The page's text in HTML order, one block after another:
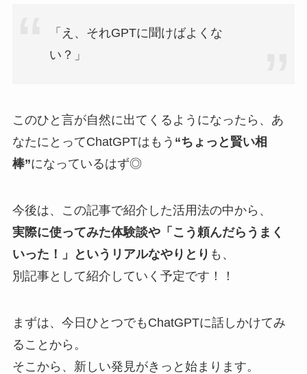
「え、それGPTに聞けばよくな
い？」
このひと言が自然に出てくるようになったら、あ
なたにとってChatGPTはもう “ちょっと賢い相
棒”になっているはず◎
今後は、この記事で紹介した活用法の中から、
実際に使ってみた体験談や「こう頼んだらうまく
いった！」というリアルなやりとり も、
別記事として紹介していく予定です！！
まずは、今日ひとつでもChatGPTに話しかけてみ
ることから。
そこから、新しい発見がきっと始まります。